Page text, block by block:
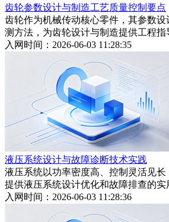
齿轮参数设计与制造工艺质量控制要点
齿轮作为机械传动核心零件，其参数
测方法，为齿轮设计与制造提供工程指
入网时间：2026-06-03 11:28:35
液压系统设计与故障诊断技术实践
液压系统以功率密度高、控制灵活见
提供液压系统设计优化和故障排查的实
入网时间：2026-06-03 11:28:36